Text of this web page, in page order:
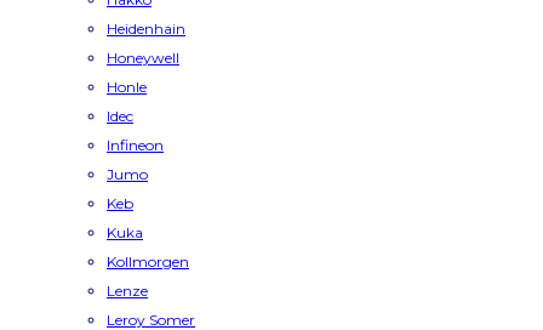
Heidenhain
Honeywell
Honle
Idec
Infineon
Jumo
Keb
Kuka
Kollmorgen
Lenze
Leroy Somer